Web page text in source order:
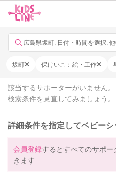
広島県坂町, 日付・時間を選択,
坂町 保けいこ：絵・工作
該当するサポーターがいません。
検索条件を見直してみましょう。
詳細条件を指定してベビー
会員登録するとすべてのサポ
きます